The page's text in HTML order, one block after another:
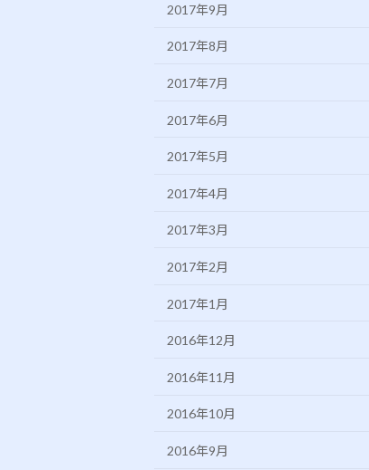
2017年9月
2017年8月
2017年7月
2017年6月
2017年5月
2017年4月
2017年3月
2017年2月
2017年1月
2016年12月
2016年11月
2016年10月
2016年9月